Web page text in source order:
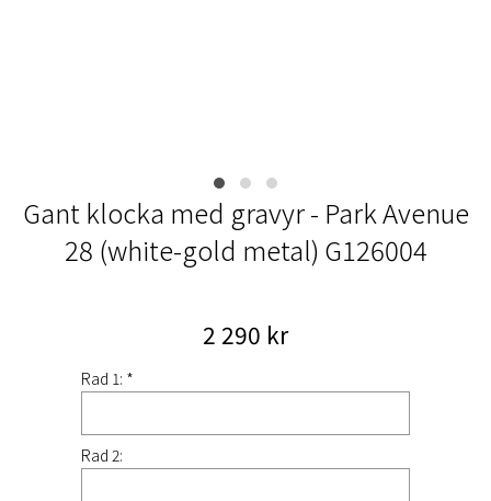
Gant klocka med gravyr - Park Avenue
28 (white-gold metal) G126004
2 290 kr
Rad 1: *
Rad 2: